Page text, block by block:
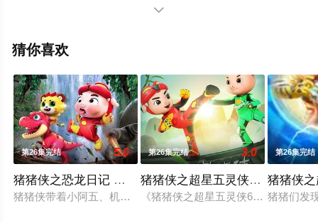
辰,王雲行等明星精彩演绎的大陆动漫，大结局剧情已揭晓
上星空影视，更多相关信息可移步至豆瓣动漫、电视猫或

猜你喜欢
第26集完结 5.0
猪猪侠之恐龙日记 第六季
猪猪侠带着小阿五、机器人阿七和霸王龙六六，继续跟随着神秘
第26集完结 3.0
猪猪侠之超星五灵侠 第六季
《猪猪侠之超星五灵侠6》是广东咏
第26集完结
猪猪侠
猪猪们发